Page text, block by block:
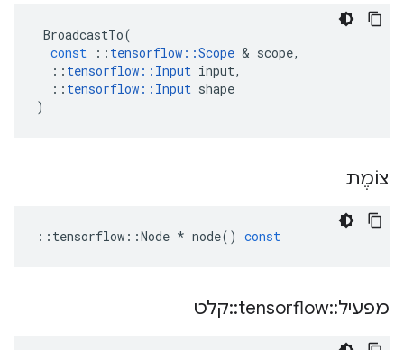
BroadcastTo(
const
:: tensorflow ::Scope & scope,
:: tensorflow :: Input input,
:: tensorflow :: Input shape
)
צוֹמֶת
:: tensorflow ::Node * node() const
מפעיל::
tensorflow
::קלט